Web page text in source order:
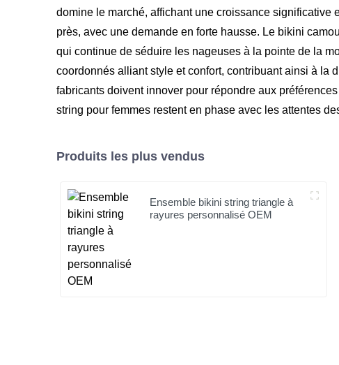
domine le marché, affichant une croissance
près, avec une demande en forte hausse. Le bikini
qui continue de séduire les nageuses à la pointe de la
coordonnés alliant style et confort, contribuant ainsi à la
fabricants doivent innover pour répondre aux
string pour femmes restent en phase avec les attentes
Produits les plus vendus
Ensemble bikini string triangle à
rayures personnalisé OEM